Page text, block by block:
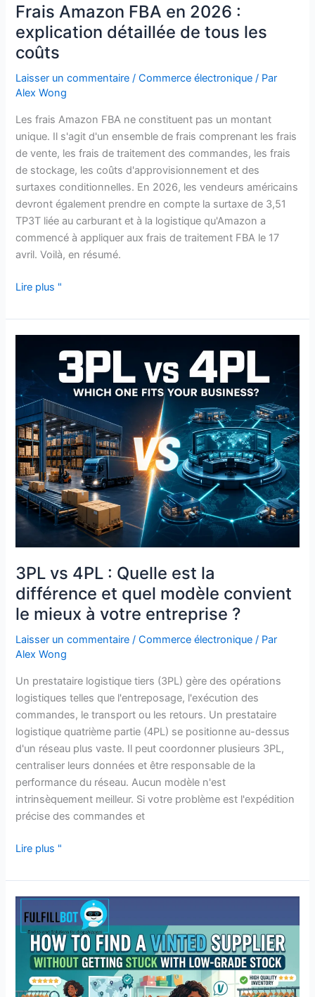
Frais Amazon FBA en 2026 :
explication détaillée de tous les
coûts
Laisser un commentaire /Commerce électronique / Par
Alex Wong
Les frais Amazon FBA ne constituent pas un montant
unique. Il s'agit d'un ensemble de frais comprenant les frais
de vente, les frais de traitement des commandes, les frais
de stockage, les coûts d'approvisionnement et des
surtaxes conditionnelles. En 2026, les vendeurs américains
devront également prendre en compte la surtaxe de 3,51
TP3T liée au carburant et à la logistique qu'Amazon a
commencé à appliquer aux frais de traitement FBA le 17
avril. Voilà, en résumé.
Lire plus "
3PL vs 4PL : Quelle est la
différence et quel modèle convient
le mieux à votre entreprise ?
Laisser un commentaire /Commerce électronique / Par
Alex Wong
Un prestataire logistique tiers (3PL) gère des opérations
logistiques telles que l'entreposage, l'exécution des
commandes, le transport ou les retours. Un prestataire
logistique quatrième partie (4PL) se positionne au-dessus
d'un réseau plus vaste. Il peut coordonner plusieurs 3PL,
centraliser leurs données et être responsable de la
performance du réseau. Aucun modèle n'est
intrinsèquement meilleur. Si votre problème est l'expédition
précise des commandes et
4PL :
Quelle
est
la
différence
et
quel
modèle
convient
le
mieux
votre
entreprise ?
Lire plus "
Comment
trouver
fournisseur
Vinted
sans